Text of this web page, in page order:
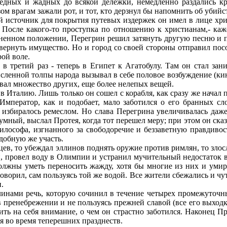
врагам зажали рот, и тот, кто дерзнул бы напомнить об
для покрытия путевых издержек он имел в лице
какого-то проступка по отношению к христианам,-
положении, Перегрин решил затянуть другую песню и
имущество. Но и город со своей стороны отправил
воле.
третий раз - теперь в Египет к Агатобулу. Там он стал
толпы народа вызывал в себе половое возбуждение
множество других, еще более нелепых вещей.
Лишь только он сошел с корабля, как сразу же начал
как и подобает, мало заботился о его бранных
ремеслом. Но слава Перегрина увеличивалась
выслал Протея, когда тот перешел меру; при этом он
изгнанного за свободоречие и беззаветную
же участь.
то убеждал эллинов поднять оружие против римлян, то
провел воду в Олимпии и устранил мучительный
уметь переносить жажду, хотя бы многие из них и
сам пользуясь той же водой. Все жители сбежались
речь, которую сочинил в течение четырех
пренебрежении и не пользуясь прежней славой (все его
на себя внимание, о чем он страстно заботился. Наконец
во время теперешних празднеств.